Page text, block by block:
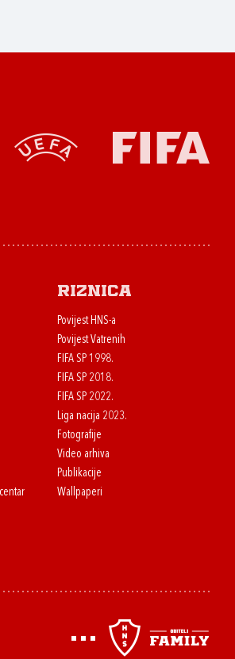
Riznica
Povijest HNS-a
Povijest Vatrenih
FIFA SP 1998.
FIFA SP 2018.
FIFA SP 2022.
Liga nacija 2023.
Fotografije
Video arhiva
Publikacije
Wallpaperi